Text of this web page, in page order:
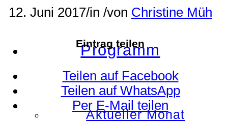
Programm
Aktueller Monat
12. Juni 2017/in /von Christine Müh
Eintrag teilen
Teilen auf Facebook
Teilen auf WhatsApp
Per E-Mail teilen